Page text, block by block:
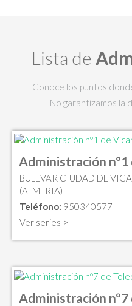
Lista de
Conoce los puntos
No garantizamos la
Administración nº1
BULEVAR CIUDAD DE
(ALMERIA)
Teléfono: 950340577
Ver series >
Administración nº7